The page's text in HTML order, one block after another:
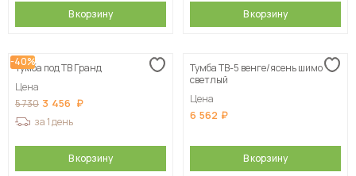
В корзину В корзину
-40%
Тумба под ТВ Гранд
Цена
5 730 3 456
за 1 день
В корзину
Тумба ТВ-5 венге/ясень шимо
светлый
Цена
6 562
В корзину